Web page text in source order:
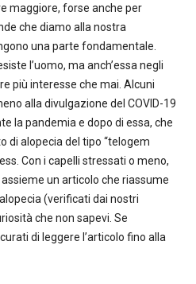
maggiore, forse anche per
che diamo alla nostra
una parte fondamentale.
l’uomo, ma anch’essa negli
più interesse che mai. Alcuni
alla divulgazione del COVID-19
la pandemia e dopo di essa, che
di alopecia del tipo “telogem
Con i capelli stressati o meno,
un articolo che riassume
(verificati dai nostri
che non sapevi. Se
di leggere l’articolo fino alla